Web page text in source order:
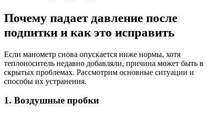
Почему падает давление после
подпитки и как это исправить
Если манометр снова опускается ниже нормы, хотя
теплоноситель недавно добавляли, причина может быть в
скрытых проблемах. Рассмотрим основные ситуации и
способы их устранения.
1. Воздушные пробки